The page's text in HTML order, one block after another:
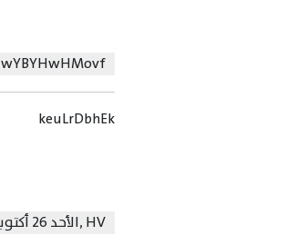
wYBYHwHMovf
keuLrDbhEk
HV
,الأحد 26 أكتوبر, 2025